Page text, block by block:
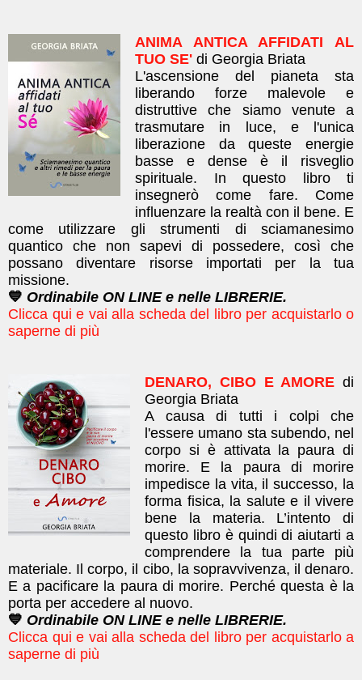
ANIMA ANTICA AFFIDATI AL
TUO SE' di Georgia Briata
L'ascensione del pianeta sta
liberando forze malevole e
distruttive che siamo venute a
trasmutare in luce, e l'unica
liberazione da queste energie
basse e dense è il risveglio
spirituale. In questo libro ti
insegnerò come fare. Come
influenzare la realtà con il bene. E
come utilizzare gli strumenti di sciamanesimo
quantico che non sapevi di possedere, così che
possano diventare risorse importati per la tua
missione.
💙 Ordinabile ON LINE e nelle LIBRERIE.
Clicca qui e vai alla scheda del libro per acquistarlo o
saperne di più
DENARO, CIBO E AMORE di
Georgia Briata
A causa di tutti i colpi che
l'essere umano sta subendo, nel
corpo si è attivata la paura di
morire. E la paura di morire
impedisce la vita, il successo, la
forma fisica, la salute e il vivere
bene la materia. L’intento di
questo libro è quindi di aiutarti a
comprendere la tua parte più
materiale. Il corpo, il cibo, la sopravvivenza, il denaro.
E a pacificare la paura di morire. Perché questa è la
porta per accedere al nuovo.
💙 Ordinabile ON LINE e nelle LIBRERIE.
Clicca qui e vai alla scheda del libro per acquistarlo a
saperne di più